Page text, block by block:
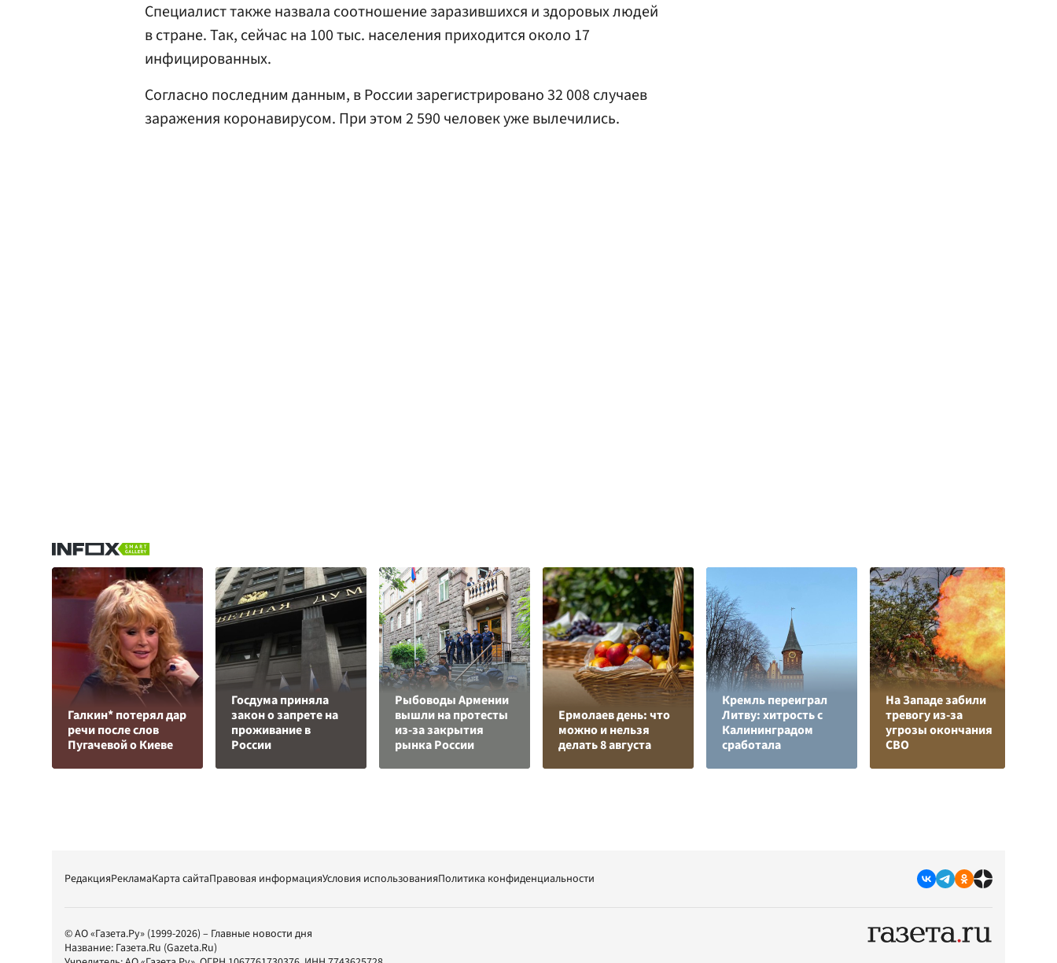
Специалист также назвала соотношение заразившихся и здоровых людей
в стране. Так, сейчас на 100 тыс. населения приходится около 17
инфицированных.
Согласно последним данным, в России зарегистрировано 32 008 случаев
заражения коронавирусом. При этом 2 590 человек уже вылечились.
Галкин* потерял дар
речи после слов
Пугачевой о Киеве
Госдума приняла
закон о запрете на
проживание в
России
Рыбоводы Армении
вышли на протесты
из-за закрытия
рынка России
Ермолаев день: что
можно и нельзя
делать 8 августа
Кремль переиграл
Литву: хитрость с
Калининградом
сработала
На Западе забили
тревогу из-за
угрозы окончания
СВО
РедакцияРекламаКарта сайтаПравовая информацияУсловия использованияПолитика конфиденциальности
© АО «Газета.Ру» (1999-2026) – Главные новости дня
Название: Газета.Ru (Gazeta.Ru)